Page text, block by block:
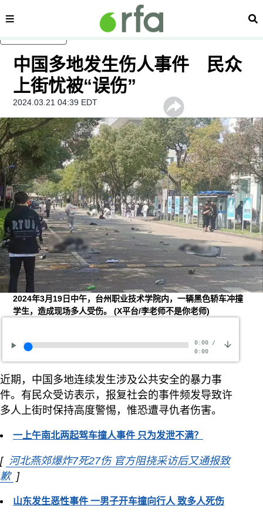
内容分类 搜
中国多地发生伤人事件 民众
上街忧被“误伤”
2024.03.21 04:39 EDT
2024年3月19日中午，台州职业技术学院内，一辆黑色轿车冲撞
学生，造成现场多人受伤。(X平台/李老师不是你老师)
0:00/
0:00
近期，中国多地连续发生涉及公共安全的暴力事
件。有民众受访表示，报复社会的事件频发导致许
多人上街时保持高度警惕，惟恐遭寻仇者伤害。
一上午南北两起驾车撞人事件 只为发泄不满？
[ 河北燕郊爆炸7死27伤 官方阻挠采访后又通报致
歉 Opens in new window
]
山东发生恶性事件 一男子开车撞向行人 致多人死伤